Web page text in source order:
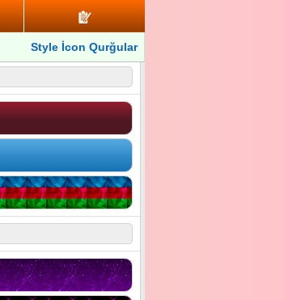
Style İcon Qurğular